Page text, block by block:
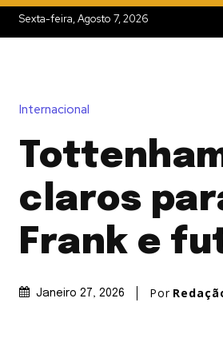
Sexta-feira, Agosto 7, 2026
Internacional
claros
Frank e
Janeiro 27, 2026 Por